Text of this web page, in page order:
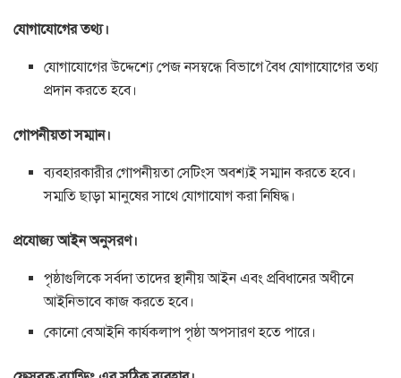
যোগাযোগের তথ্য।
যোগাযোগের উদ্দেশ্যে পেজ নসম্বন্ধে বিভাগে বৈধ যোগাযোগের তথ্য
প্রদান করতে হবে।
গোপনীয়তা সম্মান।
ব্যবহারকারীর গোপনীয়তা সেটিংস অবশ্যই সম্মান করতে হবে।
সম্মতি ছাড়া মানুষের সাথে যোগাযোগ করা নিষিদ্ধ।
প্রযোজ্য আইন অনুসরণ।
পৃষ্ঠাগুলিকে সর্বদা তাদের স্থানীয় আইন এবং প্রবিধানের অধীনে
আইনিভাবে কাজ করতে হবে।
কোনো বেআইনি কার্যকলাপ পৃষ্ঠা অপসারণ হতে পারে।